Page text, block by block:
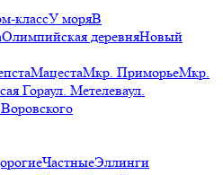
классУ моряВ
Олимпийская деревняНовый
МацестаМкр. ПриморьеМкр.
Гораул. Метелеваул.
ЧастныеЭллинги